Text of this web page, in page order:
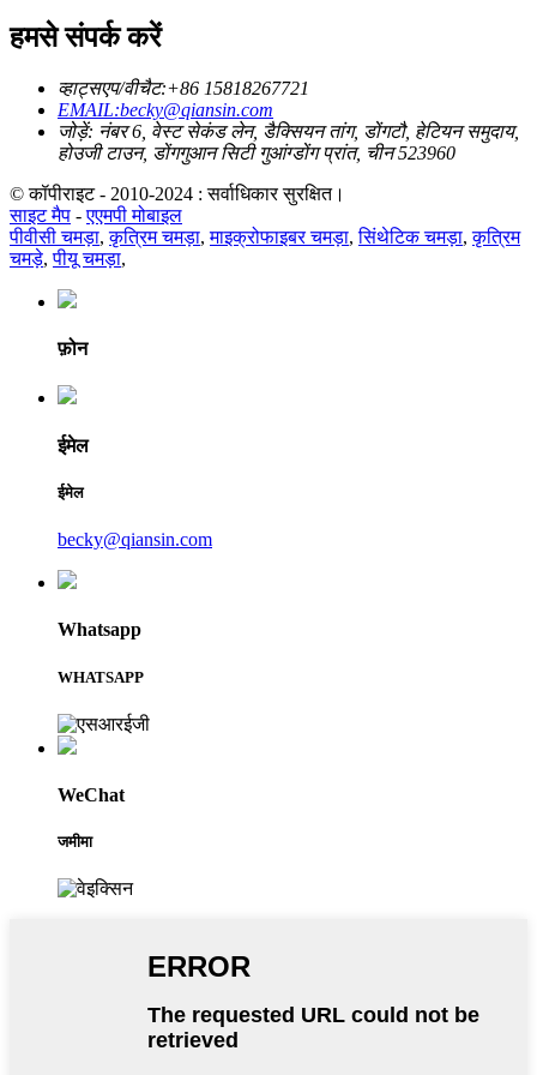
हमसे संपर्क करें
व्हाट्सएप/वीचैट:+86 15818267721
EMAIL:becky@qiansin.com
जोड़ें: नंबर 6, वेस्ट सेकंड लेन, डैक्सियन तांग, डोंगटौ, हेटियन समुदाय,
होउजी टाउन, डोंगगुआन सिटी गुआंग्डोंग प्रांत, चीन 523960
© कॉपीराइट - 2010-2024 : सर्वाधिकार सुरक्षित।
साइट मैप -एएमपी मोबाइल
पीवीसी चमड़ा,कृत्रिम चमड़ा,माइक्रोफाइबर चमड़ा,सिंथेटिक चमड़ा,कृत्रिम
चमड़े,पीयू चमड़ा,
फ़ोन
ईमेल
ईमेल
becky@qiansin.com
Whatsapp
WHATSAPP
WeChat
जमीमा